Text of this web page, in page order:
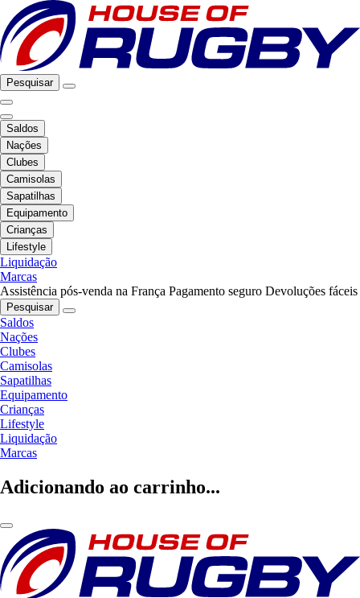
Pesquisar
Saldos
Nações
Clubes
Camisolas
Sapatilhas
Equipamento
Crianças
Lifestyle
Liquidação
Marcas
Assistência pós-venda na França Pagamento seguro Devoluções fáceis
Pesquisar
Saldos
Nações
Clubes
Camisolas
Sapatilhas
Equipamento
Crianças
Lifestyle
Liquidação
Marcas
Adicionando ao carrinho...